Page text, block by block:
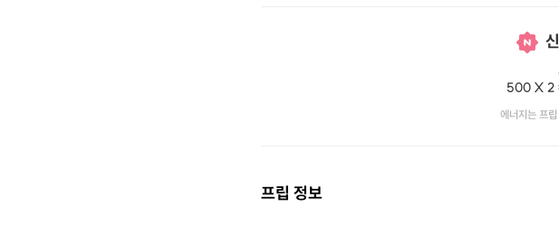
500 X 2
에너지는 프
프립 정보